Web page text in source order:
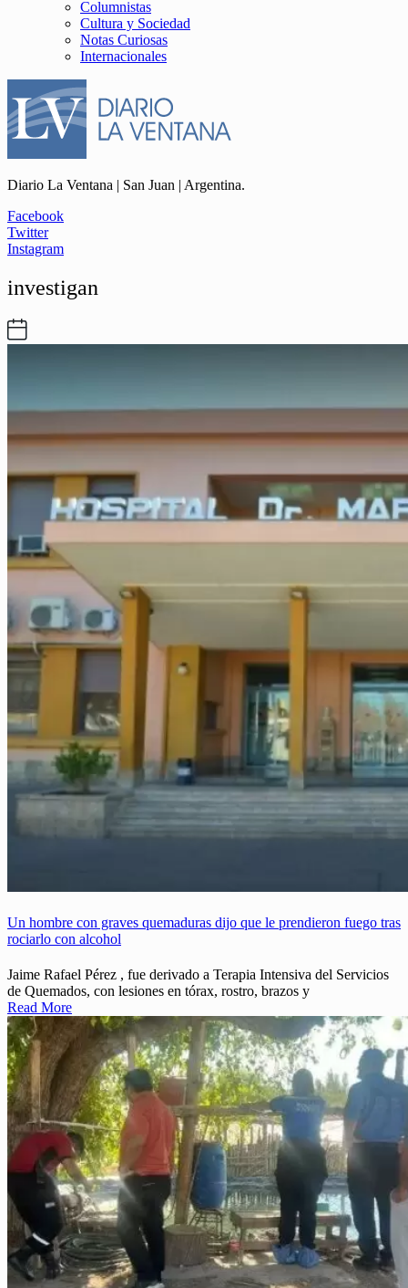
Columnistas
Cultura y Sociedad
Notas Curiosas
Internacionales
Diario La Ventana | San Juan | Argentina.
Facebook
Twitter
Instagram
investigan
Un hombre con graves quemaduras dijo que le prendieron fuego tras
rociarlo con alcohol
Jaime Rafael Pérez , fue derivado a Terapia Intensiva del Servicios
de Quemados, con lesiones en tórax, rostro, brazos y
Read More